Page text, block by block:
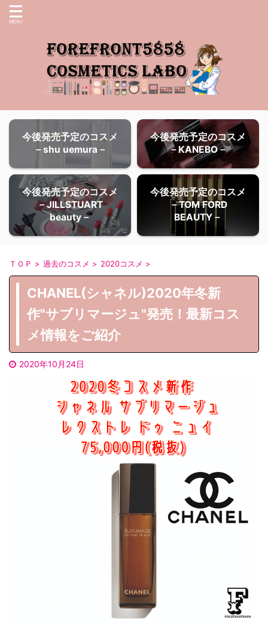
今後発売予定のコスメ
－shu uemura－
今後発売予定のコスメ
－KANEBO－
今後発売予定のコスメ
－JILLSTUART
beauty－
今後発売予定のコスメ
－TOM FORD
BEAUTY－
ＴＯＰ > 過去のコスメ > 2020コスメ >
CHANEL(シャネル)2020年冬新
作"サブリマージュ"発売！最新コス
メ情報をご紹介
2020年10月24日